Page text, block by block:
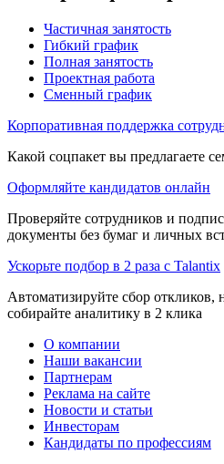
Частичная занятость
Гибкий график
Полная занятость
Проектная работа
Сменный график
Корпоративная поддержка
Какой соцпакет вы предлагаете
Оформляйте кандидатов онлайн
Проверяйте сотрудников и
документы без бумаг и личных
Ускорьте подбор в 2 раза с Talantix
Автоматизируйте сбор откликов,
собирайте аналитику в 2 клика
О компании
Наши вакансии
Партнерам
Реклама на сайте
Новости и статьи
Инвесторам
Кандидаты по профессиям